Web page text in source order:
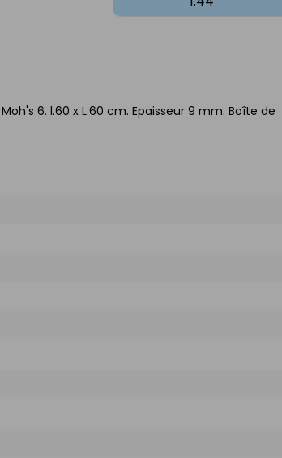
6. l.60 x L.60 cm. Epaisseur 9 mm. Boîte de